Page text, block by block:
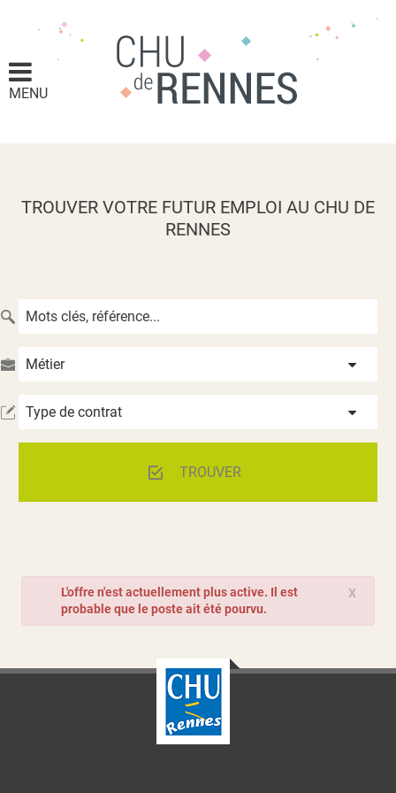
MENU
TROUVER VOTRE FUTUR EMPLOI AU CHU DE
RENNES
Métier
Type de contrat
TROUVER
X
L'offre n'est actuellement plus active. Il est
probable que le poste ait été pourvu.